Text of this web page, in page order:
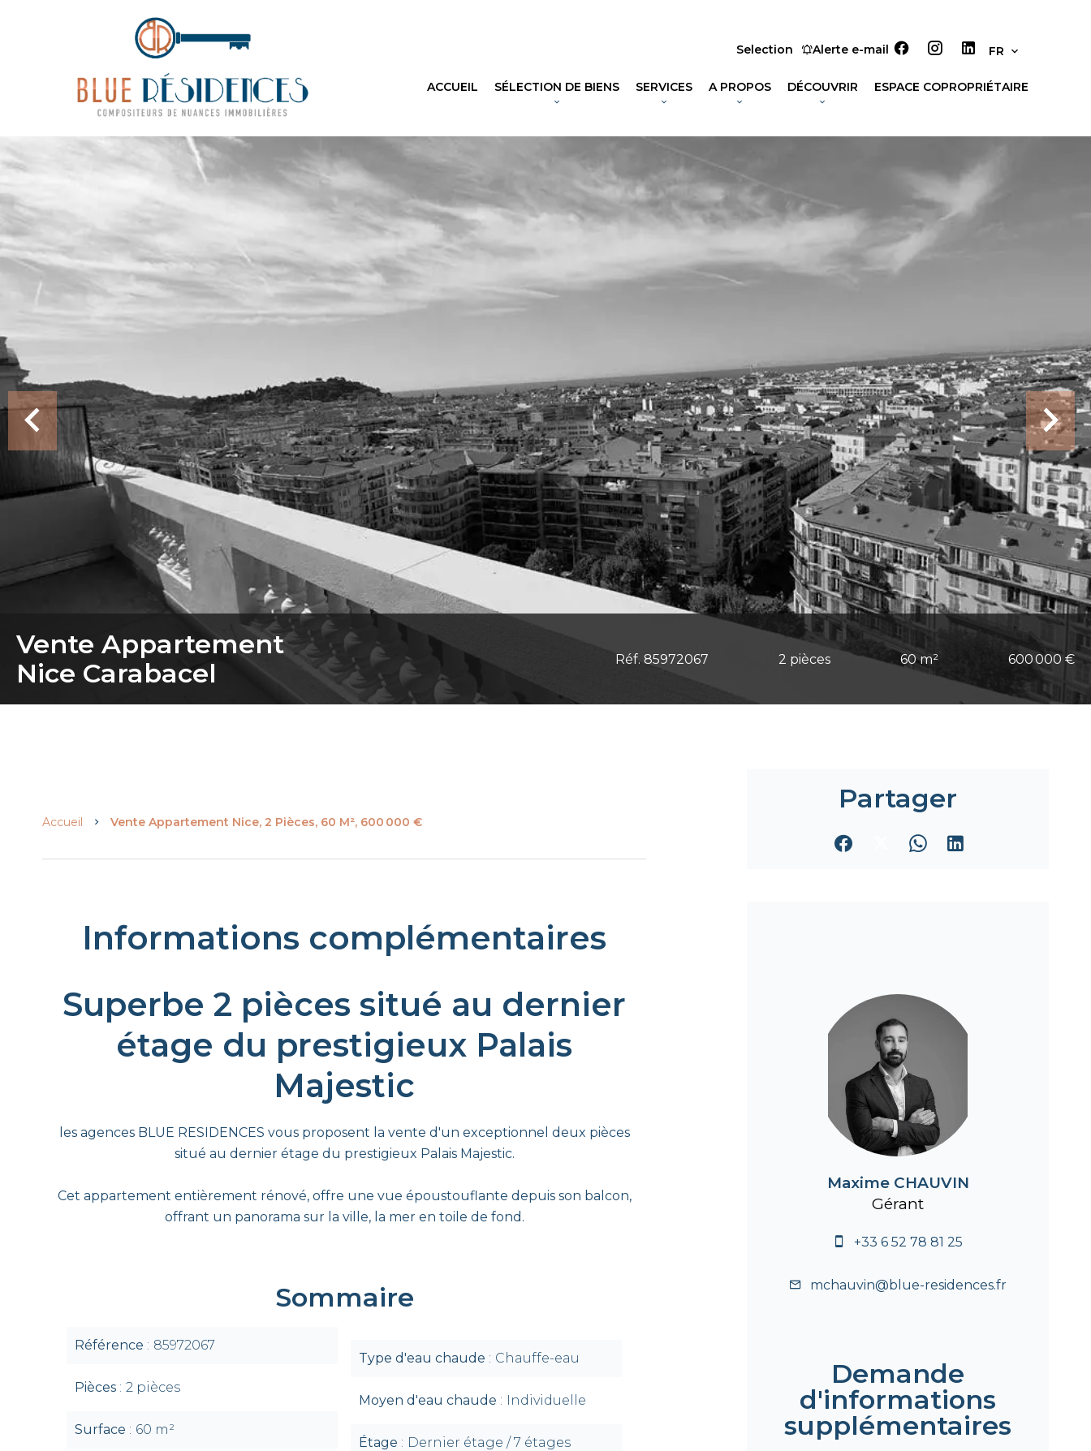
Selection Alerte e-mail FR
ACCUEIL SÉLECTION DE BIENS SERVICES A PROPOS DÉCOUVRIR ESPACE COPROPRIÉTAIRE
Vente Appartement
Nice Carabacel
Réf. 85972067 2 pièces 60 m² 600 000 €
Accueil Vente Appartement Nice, 2 Pièces, 60 M², 600 000 €
Informations complémentaires
Superbe 2 pièces situé au dernier
étage du prestigieux Palais
Majestic
les agences BLUE RESIDENCES vous proposent la vente d'un exceptionnel deux pièces
situé au dernier étage du prestigieux Palais Majestic.
Cet appartement entièrement rénové, offre une vue époustouflante depuis son balcon,
offrant un panorama sur la ville, la mer en toile de fond.
Sommaire
Référence 85972067
Pièces 2 pièces
Surface 60 m²
Type d'eau chaude Chauffe-eau
Moyen d'eau chaude Individuelle
Étage Dernier étage / 7 étages
Partager
Maxime CHAUVIN
Gérant
+33 6 52 78 81 25
mchauvin@blue-residences.fr
Demande
d'informations
supplémentaires